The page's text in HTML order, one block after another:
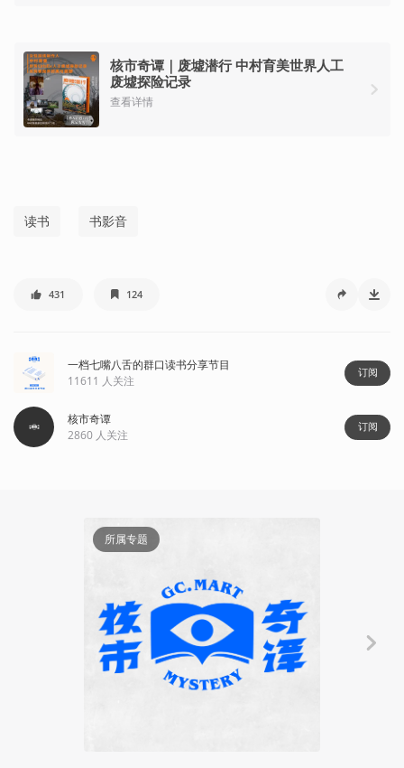
核市奇谭｜废墟潜行 中村育美世界人工
废墟探险记录
查看详情
读书 书影音
431 124
一档七嘴八舌的群口读书分享节目
11611 人关注
订阅
核市奇谭
2860 人关注
订阅
所属专题